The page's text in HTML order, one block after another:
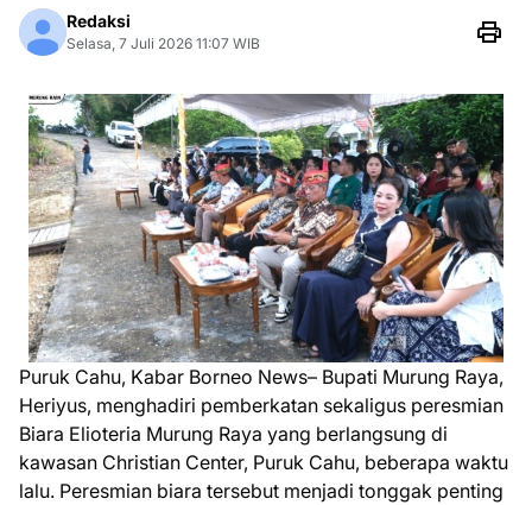
Redaksi
Selasa, 7 Juli 2026 11:07 WIB
Puruk Cahu, Kabar Borneo News– Bupati Murung Raya,
Heriyus, menghadiri pemberkatan sekaligus peresmian
Biara Elioteria Murung Raya yang berlangsung di
kawasan Christian Center, Puruk Cahu, beberapa waktu
lalu. Peresmian biara tersebut menjadi tonggak penting